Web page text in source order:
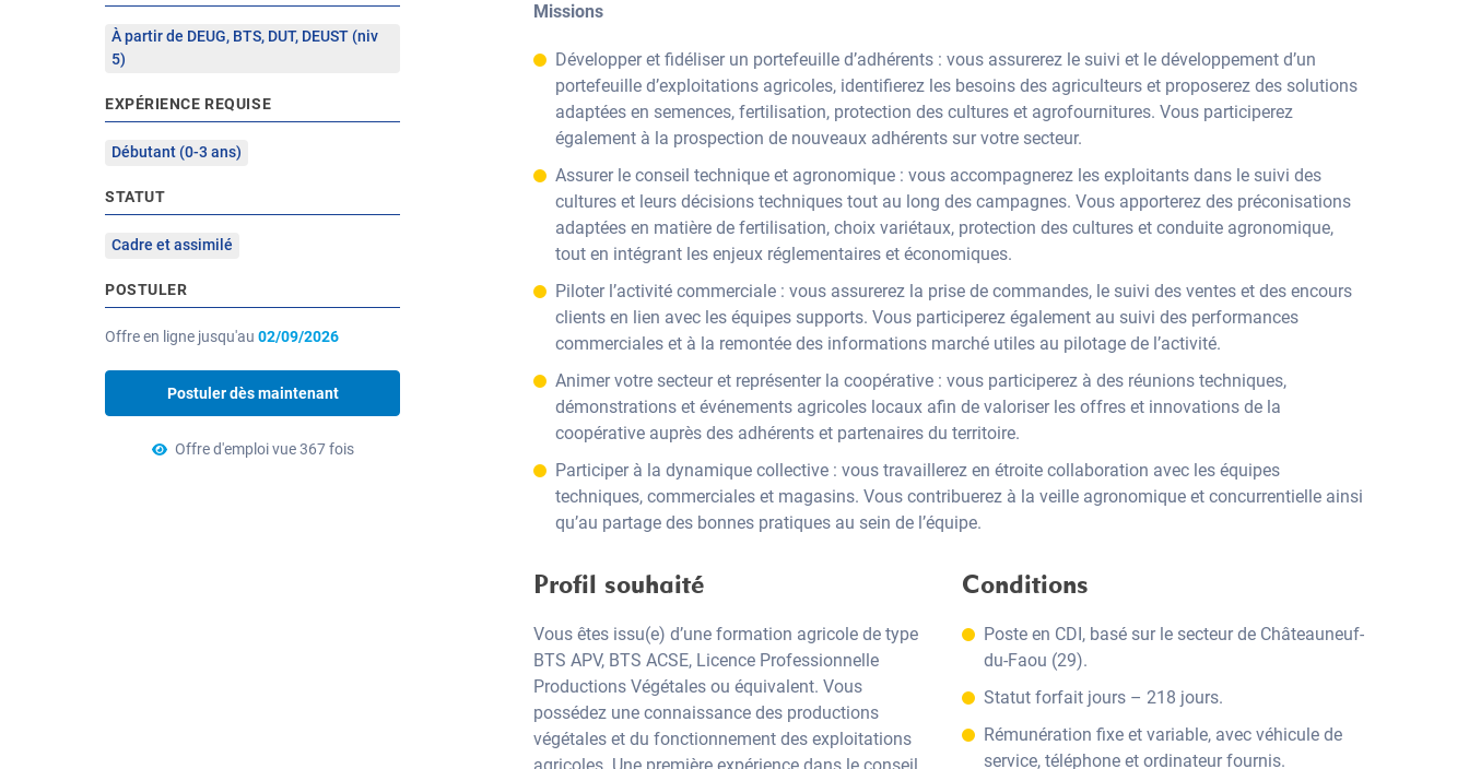
À partir de DEUG, BTS, DUT, DEUST (niv
5)
EXPÉRIENCE REQUISE
Débutant (0-3 ans)
STATUT
Cadre et assimilé
POSTULER
Offre en ligne jusqu'au 02/09/2026
Postuler dès maintenant
Offre d'emploi vue 367 fois
Missions
Développer et fidéliser un portefeuille d’adhérents : vous assurerez le suivi et le développement d’un
portefeuille d’exploitations agricoles, identifierez les besoins des agriculteurs et proposerez des solutions
adaptées en semences, fertilisation, protection des cultures et agrofournitures. Vous participerez
également à la prospection de nouveaux adhérents sur votre secteur.
Assurer le conseil technique et agronomique : vous accompagnerez les exploitants dans le suivi des
cultures et leurs décisions techniques tout au long des campagnes. Vous apporterez des préconisations
adaptées en matière de fertilisation, choix variétaux, protection des cultures et conduite agronomique,
tout en intégrant les enjeux réglementaires et économiques.
Piloter l’activité commerciale : vous assurerez la prise de commandes, le suivi des ventes et des encours
clients en lien avec les équipes supports. Vous participerez également au suivi des performances
commerciales et à la remontée des informations marché utiles au pilotage de l’activité.
Animer votre secteur et représenter la coopérative : vous participerez à des réunions techniques,
démonstrations et événements agricoles locaux afin de valoriser les offres et innovations de la
coopérative auprès des adhérents et partenaires du territoire.
Participer à la dynamique collective : vous travaillerez en étroite collaboration avec les équipes
techniques, commerciales et magasins. Vous contribuerez à la veille agronomique et concurrentielle ainsi
qu’au partage des bonnes pratiques au sein de l’équipe.
Profil souhaité
Vous êtes issu(e) d’une formation agricole de type
BTS APV, BTS ACSE, Licence Professionnelle
Productions Végétales ou équivalent. Vous
possédez une connaissance des productions
végétales et du fonctionnement des exploitations
Conditions
Poste en CDI, basé sur le secteur de Châteauneuf-
du-Faou (29).
Statut forfait jours – 218 jours.
Rémunération fixe et variable, avec véhicule de
service, téléphone et ordinateur fournis.